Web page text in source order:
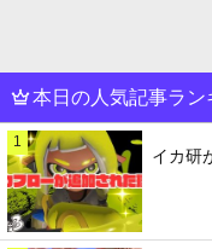
本日の人気記事ラン
1
イカ研